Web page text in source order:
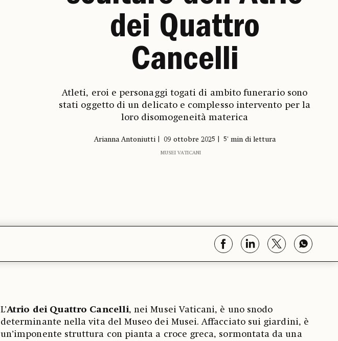
dei Quattro
Cancelli
Atleti, eroi e personaggi togati di ambito funerario sono
stati oggetto di un delicato e complesso intervento per la
loro disomogeneità materica
Arianna Antoniutti 09 ottobre 2025 5' min di lettura
MUSEI VATICANI
L’Atrio dei Quattro Cancelli, nei Musei Vaticani, è uno snodo
determinante nella vita del Museo dei Musei. Affacciato sui giardini, è
un’imponente struttura con pianta a croce greca, sormontata da una